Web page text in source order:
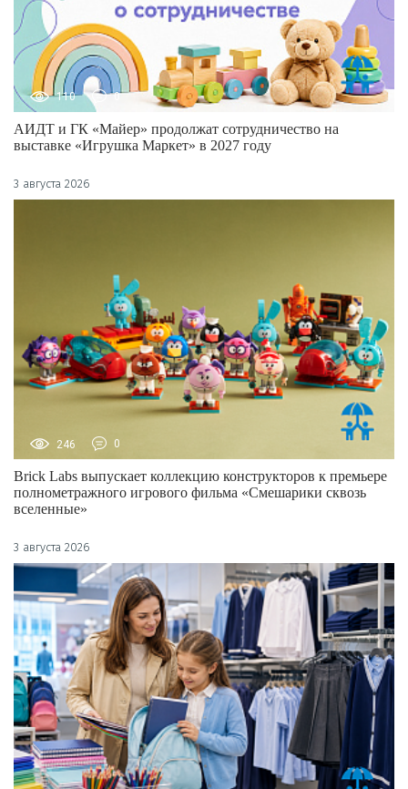
110 0
АИДТ и ГК «Майер» продолжат сотрудничество на
выставке «Игрушка Маркет» в 2027 году
3 августа 2026
246 0
Brick Labs выпускает коллекцию конструкторов к премьере
полнометражного игрового фильма «Смешарики сквозь
вселенные»
3 августа 2026